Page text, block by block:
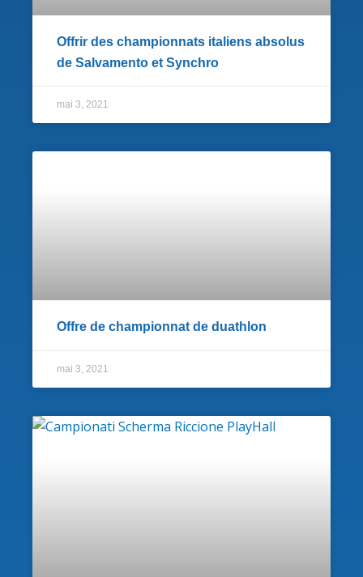
Offrir des championnats italiens absolus
de Salvamento et Synchro
mai 3, 2021
Offre de championnat de duathlon
mai 3, 2021